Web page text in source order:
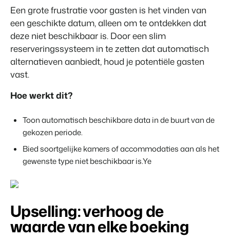
Een grote frustratie voor gasten is het vinden van
een geschikte datum, alleen om te ontdekken dat
deze niet beschikbaar is. Door een slim
reserveringssysteem in te zetten dat automatisch
alternatieven aanbiedt, houd je potentiële gasten
vast.
Hoe werkt dit?
Toon automatisch beschikbare data in de buurt van de
gekozen periode.
Bied soortgelijke kamers of accommodaties aan als het
gewenste type niet beschikbaar is.Ye
Upselling: verhoog de
waarde van elke boeking